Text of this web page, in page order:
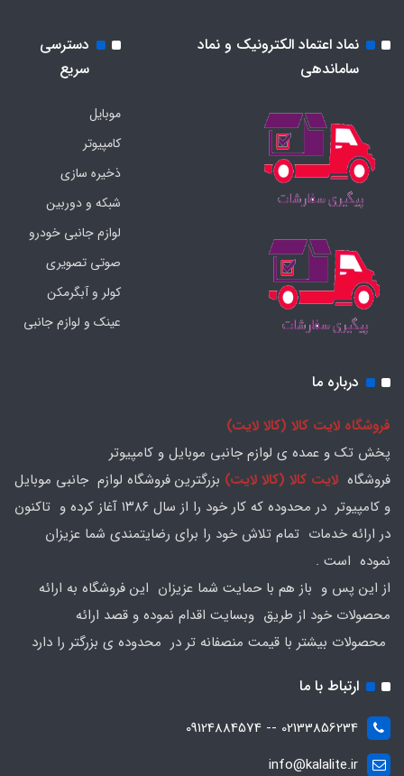
نماد اعتماد الکترونیک و نماد
ساماندهی
دسترسی
سریع
موبایل
کامپیوتر
ذخیره سازی
شبکه و دوربین
لوازم جانبی خودرو
صوتی تصویری
کولر و آبگرمکن
عینک و لوازم جانبی
درباره ما
فروشگاه لایت کالا (کالا لایت)
پخش تک و عمده ی لوازم جانبی موبایل و کامپیوتر
فروشگاه لایت کالا (کالا لایت) بزرگترین فروشگاه لوازم جانبی موبایل
و کامپیوتر در محدوده که کار خود را از سال ۱۳۸۶ آغاز کرده و تاکنون
در ارائه خدمات تمام تلاش خود را برای رضایتمندی شما عزیزان
نموده است .
از این پس و باز هم با حمایت شما عزیزان این فروشگاه به ارائه
محصولات خود از طریق وبسایت اقدام نموده و قصد ارائه
محصولات بیشتر با قیمت منصفانه تر در محدوده ی بزرگتر را دارد
ارتباط با ما
02133856234 -- 09124884574
info@kalalite.ir